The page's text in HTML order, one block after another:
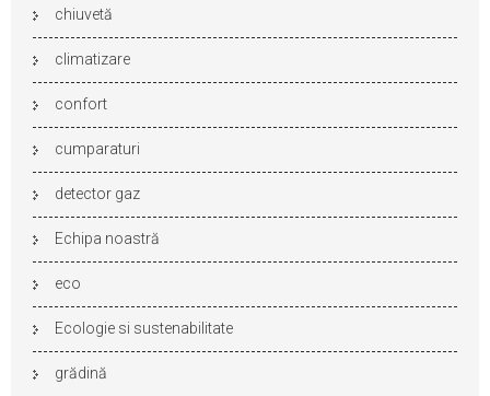
chiuvetă
climatizare
confort
cumparaturi
detector gaz
Echipa noastră
eco
Ecologie si sustenabilitate
grădină